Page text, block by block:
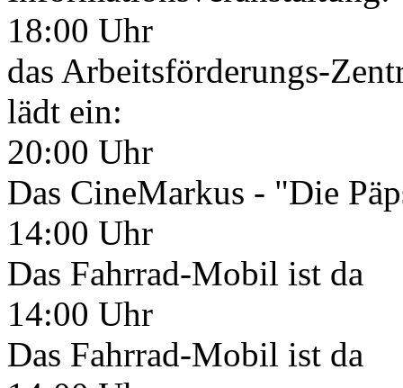
18:00 Uhr
das Arbeitsförderungs-
lädt ein:
20:00 Uhr
Das CineMarkus - "Die
14:00 Uhr
Das Fahrrad-Mobil ist da
14:00 Uhr
Das Fahrrad-Mobil ist da